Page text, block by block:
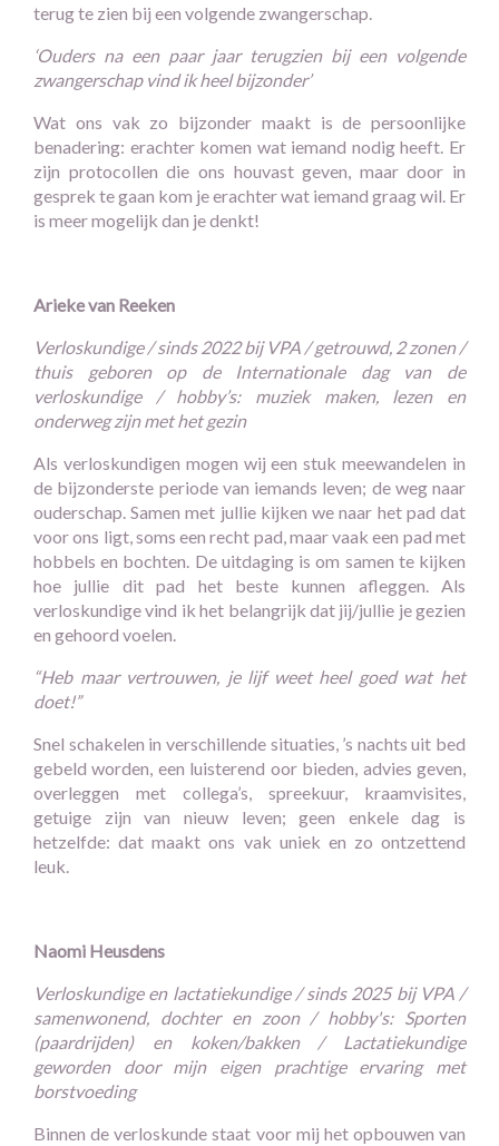
terug te zien bij een volgende zwangerschap.
‘Ouders na een paar jaar terugzien bij een volgende
zwangerschap vind ik heel bijzonder’
Wat ons vak zo bijzonder maakt is de persoonlijke
benadering: erachter komen wat iemand nodig heeft. Er
zijn protocollen die ons houvast geven, maar door in
gesprek te gaan kom je erachter wat iemand graag wil. Er
is meer mogelijk dan je denkt!
Arieke van Reeken
Verloskundige / sinds 2022 bij VPA / getrouwd, 2 zonen /
thuis geboren op de Internationale dag van de
verloskundige / hobby’s: muziek maken, lezen en
onderweg zijn met het gezin
Als verloskundigen mogen wij een stuk meewandelen in
de bijzonderste periode van iemands leven; de weg naar
ouderschap. Samen met jullie kijken we naar het pad dat
voor ons ligt, soms een recht pad, maar vaak een pad met
hobbels en bochten. De uitdaging is om samen te kijken
hoe jullie dit pad het beste kunnen afleggen. Als
verloskundige vind ik het belangrijk dat jij/jullie je gezien
en gehoord voelen.
“Heb maar vertrouwen, je lijf weet heel goed wat het
doet!”
Snel schakelen in verschillende situaties, ’s nachts uit bed
gebeld worden, een luisterend oor bieden, advies geven,
overleggen met collega’s, spreekuur, kraamvisites,
getuige zijn van nieuw leven; geen enkele dag is
hetzelfde: dat maakt ons vak uniek en zo ontzettend
leuk.
Naomi Heusdens
Verloskundige en lactatiekundige / sinds 2025 bij VPA /
samenwonend, dochter en zoon / hobby's: Sporten
(paardrijden) en koken/bakken / Lactatiekundige
geworden door mijn eigen prachtige ervaring met
borstvoeding
Binnen de verloskunde staat voor mij het opbouwen van